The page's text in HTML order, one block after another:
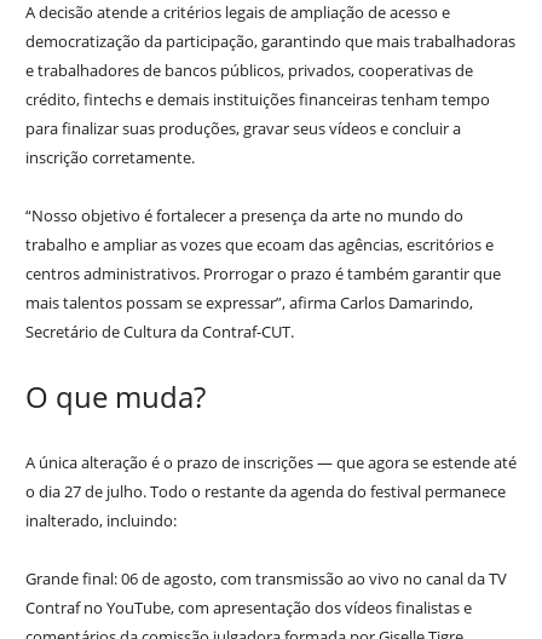
A decisão atende a critérios legais de ampliação de acesso e
democratização da participação, garantindo que mais trabalhadoras
e trabalhadores de bancos públicos, privados, cooperativas de
crédito, fintechs e demais instituições financeiras tenham tempo
para finalizar suas produções, gravar seus vídeos e concluir a
inscrição corretamente.
“Nosso objetivo é fortalecer a presença da arte no mundo do
trabalho e ampliar as vozes que ecoam das agências, escritórios e
centros administrativos. Prorrogar o prazo é também garantir que
mais talentos possam se expressar”, afirma Carlos Damarindo,
Secretário de Cultura da Contraf-CUT.
O que muda?
A única alteração é o prazo de inscrições — que agora se estende até
o dia 27 de julho. Todo o restante da agenda do festival permanece
inalterado, incluindo:
Grande final: 06 de agosto, com transmissão ao vivo no canal da TV
Contraf no YouTube, com apresentação dos vídeos finalistas e